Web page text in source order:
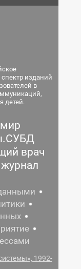
изданий
в
детей.
врач
1992-